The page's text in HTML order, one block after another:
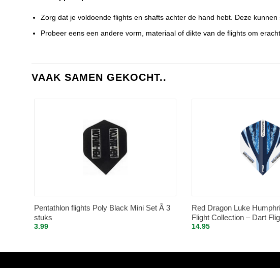
Zorg dat je voldoende flights en shafts achter de hand hebt. Deze kunnen
Probeer eens een andere vorm, materiaal of dikte van de flights om
VAAK SAMEN GEKOCHT..
Pentathlon flights Poly Black Mini Set Ã 3
stuks
3.99
Red Dragon Luke
Flight Collection – Dart
14.95